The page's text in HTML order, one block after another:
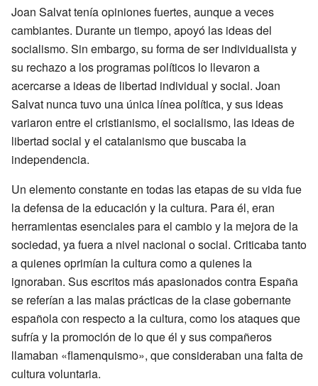
Joan Salvat tenía opiniones fuertes, aunque a veces
cambiantes. Durante un tiempo, apoyó las ideas del
socialismo. Sin embargo, su forma de ser individualista y
su rechazo a los programas políticos lo llevaron a
acercarse a ideas de libertad individual y social. Joan
Salvat nunca tuvo una única línea política, y sus ideas
variaron entre el cristianismo, el socialismo, las ideas de
libertad social y el catalanismo que buscaba la
independencia.
Un elemento constante en todas las etapas de su vida fue
la defensa de la educación y la cultura. Para él, eran
herramientas esenciales para el cambio y la mejora de la
sociedad, ya fuera a nivel nacional o social. Criticaba tanto
a quienes oprimían la cultura como a quienes la
ignoraban. Sus escritos más apasionados contra España
se referían a las malas prácticas de la clase gobernante
española con respecto a la cultura, como los ataques que
sufría y la promoción de lo que él y sus compañeros
llamaban «flamenquismo», que consideraban una falta de
cultura voluntaria.